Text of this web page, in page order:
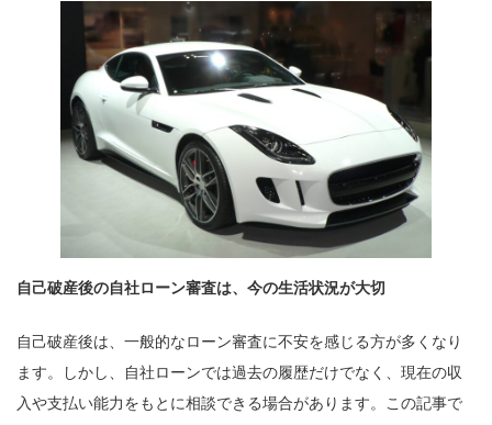
自己破産後の自社ローン審査は、今の生活状況が大切
自己破産後は、一般的なローン審査に不安を感じる方が多くなり
ます。しかし、自社ローンでは過去の履歴だけでなく、現在の収
入や支払い能力をもとに相談できる場合があります。この記事で